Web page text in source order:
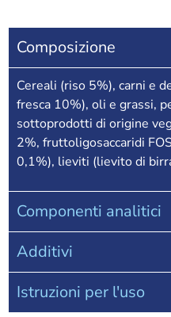
Composizione
Cereali (riso 5%), carni e
fresca 10%), oli e grassi,
sottoprodotti di origine
2%, fruttoligosaccaridi
0,1%), lieviti (lievito di
Componenti analitici
Additivi
Istruzioni per l'uso